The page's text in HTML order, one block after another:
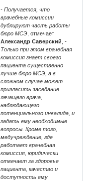
- Получается, что
врачебные комиссии
дублируют часть работы
бюро МСЭ , отмечает
Александр Саверский ,-
Только при этом врачебная
комиссия знает своего
пациента существенно
лучше бюро МСЭ, а в
сложном случае может
пригласить заседание
лечащего врача,
наблюдающего
потенциального инвалида, и
задать ему необходимые
вопросы. Кроме того,
медучреждение, где
работает врачебная
комиссия, юридически
отвечает за здоровье
пациента, качество и
доступность ему